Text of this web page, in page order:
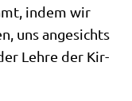
indem wir
uns ange­sichts
Leh­re der Kir­